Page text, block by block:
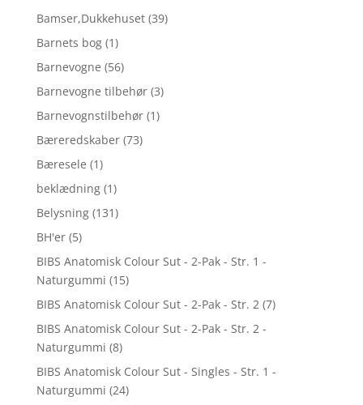
Bamser,Dukkehuset (39)
Barnets bog (1)
Barnevogne (56)
Barnevogne tilbehør (3)
Barnevognstilbehør (1)
Bæreredskaber (73)
Bæresele (1)
beklædning (1)
Belysning (131)
BH'er (5)
BIBS Anatomisk Colour Sut - 2-Pak - Str. 1 -
Naturgummi (15)
BIBS Anatomisk Colour Sut - 2-Pak - Str. 2 (7)
BIBS Anatomisk Colour Sut - 2-Pak - Str. 2 -
Naturgummi (8)
BIBS Anatomisk Colour Sut - Singles - Str. 1 -
Naturgummi (24)